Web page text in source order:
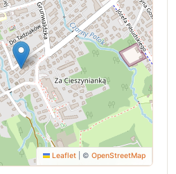
Leaflet ©OpenStreetMap